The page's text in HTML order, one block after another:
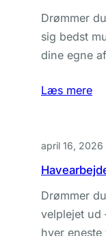
Drømmer
sig bedst
dine egne
Læs mere
april 16, 2026
Drømmer
velplejet ud
hver